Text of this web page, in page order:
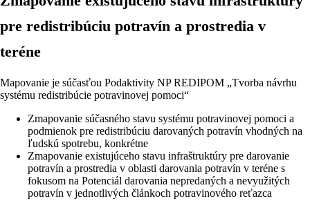
pre redistribúciu potravín a prostredia v
teréne
Mapovanie je súčasťou Podaktivity NP REDIPOM „Tvorba návrhu
systému redistribúcie potravinovej pomoci“
Zmapovanie súčasného stavu systému potravinovej pomoci a
podmienok pre redistribúciu darovaných potravín vhodných na
ľudskú spotrebu, konkrétne
Zmapovanie existujúceho stavu infraštruktúry pre darovanie
potravín a prostredia v oblasti darovania potravín v teréne s
fokusom na Potenciál darovania nepredaných a nevyužitých
potravín v jednotlivých článkoch potravinového reťazca